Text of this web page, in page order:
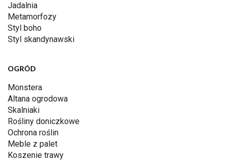
Jadalnia
Metamorfozy
Styl boho
Styl skandynawski
OGRÓD
Monstera
Altana ogrodowa
Skalniaki
Rośliny doniczkowe
Ochrona roślin
Meble z palet
Koszenie trawy